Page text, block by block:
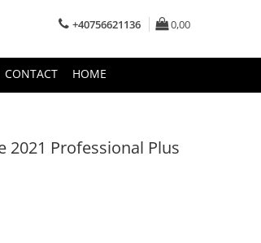
+40756621136 0,00
CONTACT HOME
2021 Professional Plus